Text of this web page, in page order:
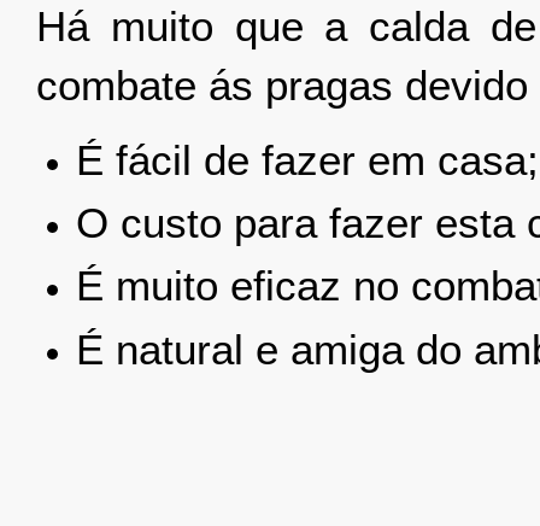
Há muito que a calda
combate ás pragas
É fácil de fazer em casa;
O custo para fazer esta
É muito eficaz no
É natural e amiga do